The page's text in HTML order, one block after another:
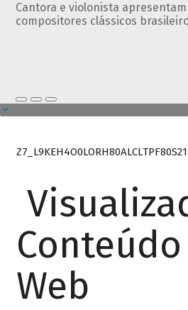
Cantora e violonista
compositores clássicos
Z7_L9KEH4O0LORH80ALCLTPF80S21
Web